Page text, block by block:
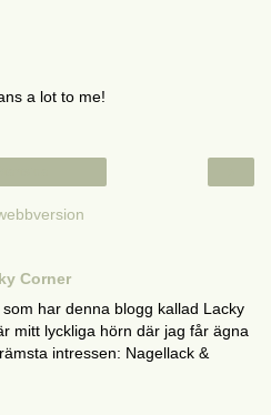
a lot to me!
Corner
har denna blogg kallad Lacky
mitt lyckliga hörn där jag får ägna
intressen: Nagellack &